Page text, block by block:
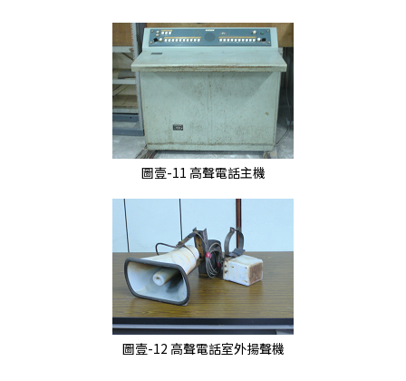
圖壹-11 高聲電話主機
圖壹-12 高聲電話室外揚聲機